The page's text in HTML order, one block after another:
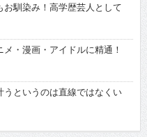
馴染み！高学歴芸人として
・漫画・アイドルに精通！
というのは直線ではなくい